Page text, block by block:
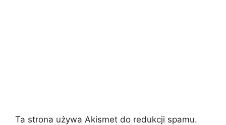
Ta strona używa Akismet do redukcji spamu.